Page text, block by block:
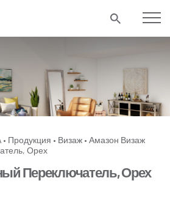
• Продукция • Визаж • Амазон Визаж
Орех
Переключатель, Орех